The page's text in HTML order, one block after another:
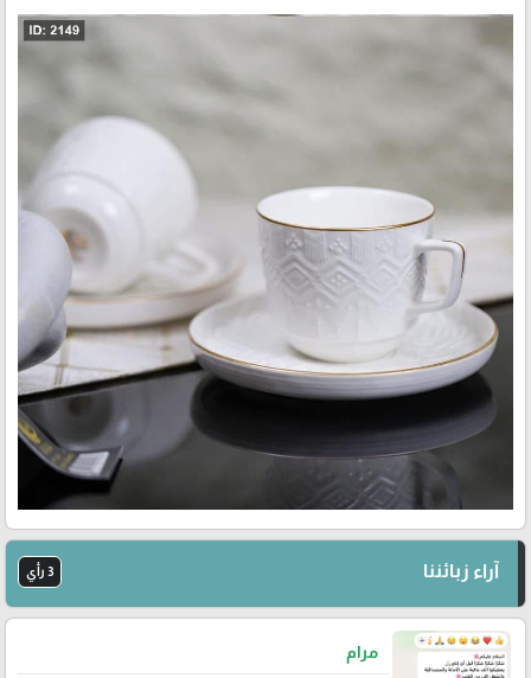
آراء زبائننا 3 رأي
مرام